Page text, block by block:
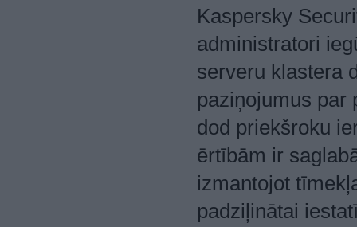
Kaspersky
administratori
serveru klastera
paziņojumus par
dod priekšroku
ērtībām ir
izmantojot
padziļinātai